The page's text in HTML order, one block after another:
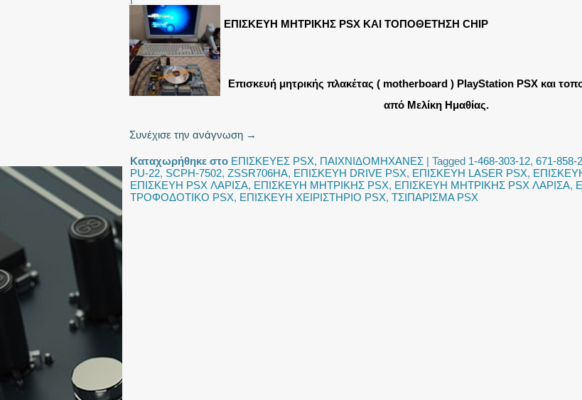
ΕΠΙΣΚΕΥΗ ΜΗΤΡΙΚΗΣ PSX ΚΑΙ ΤΟΠΟΘΕΤΗΣΗ CHIP
Eπισκευή μητρικής πλακέτας ( motherboard ) PlayStation PSX και
από Μελίκη Ημαθίας.
Συνέχισε την ανάγνωση →
Καταχωρήθηκε στο ΕΠΙΣΚΕΥΕΣ PSX, ΠΑΙΧΝΙΔΟΜΗΧΑΝΕΣ | Tagged 1-468-303-12, 671-858-
PU-22, SCPH-7502, ZSSR706HA, ΕΠΙΣΚΕΥΗ DRIVE PSX, ΕΠΙΣΚΕΥΗ LASER PSX,
ΕΠΙΣΚΕΥΗ PSX ΛΑΡΙΣΑ, ΕΠΙΣΚΕΥΗ ΜΗΤΡΙΚΗΣ PSX, ΕΠΙΣΚΕΥΗ ΜΗΤΡΙΚΗΣ PSX ΛΑΡΙΣΑ,
ΤΡΟΦΟΔΟΤΙΚΟ PSX, ΕΠΙΣΚΕΥΗ ΧΕΙΡΙΣΤΗΡΙΟ PSX, ΤΣΙΠΑΡΙΣΜΑ PSX